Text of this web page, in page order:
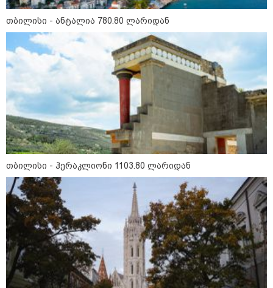
15:49 / 06-08-2026
შეიძინე ალდაგის სამოგზაურო დაზღვევა და
მიიღე გაორმაგებული ინტერნეტი
საზოგადოება
თბილისი - ანტალია 780.80 ლარიდან
თბილისი - ჰერაკლიონი 1103.80 ლარიდან